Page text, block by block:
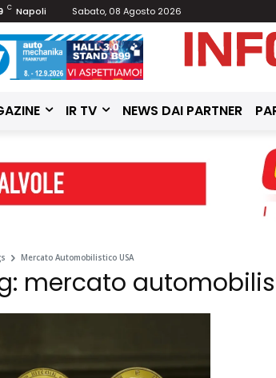
C Napoli Sabato, 08 Agosto 2026
IR TV NEWS DAI PARTNER
Mercato Automobilistico USA
mercato